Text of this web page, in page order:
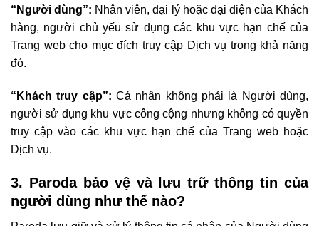
“Người dùng”: Nhân viên, đại lý hoặc đại diện của Khách
hàng, người chủ yếu sử dụng các khu vực hạn chế của
Trang web cho mục đích truy cập Dịch vụ trong khả năng
đó.
“Khách truy cập”: Cá nhân không phải là Người dùng,
người sử dụng khu vực công cộng nhưng không có quyền
truy cập vào các khu vực hạn chế của Trang web hoặc
Dịch vụ.
3. Paroda bảo vệ và lưu trữ thông tin của
người dùng như thế nào?